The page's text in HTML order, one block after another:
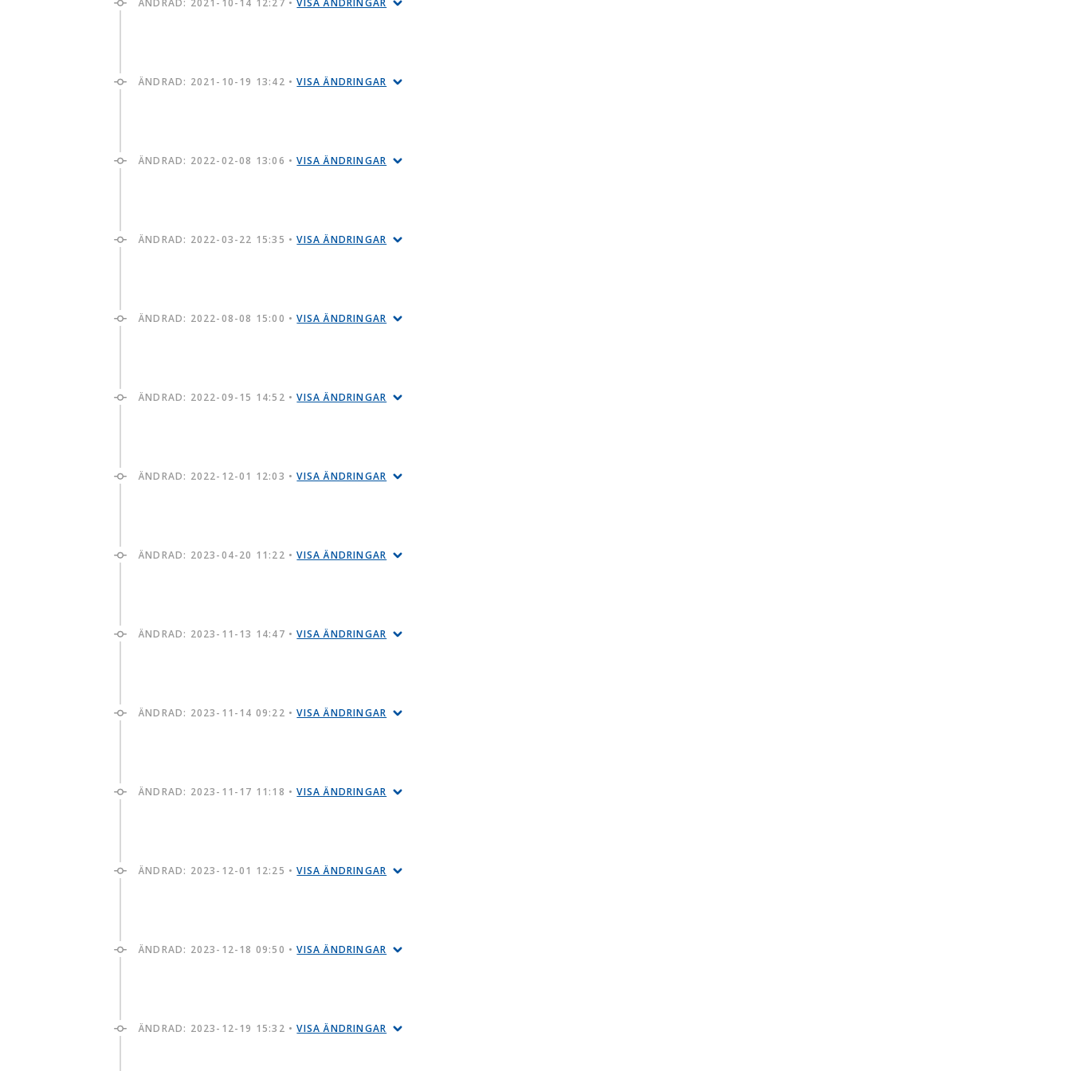
ÄNDRAD: 2021-10-14 12:27 •VISA ÄNDRINGAR
ÄNDRAD: 2021-10-19 13:42 •VISA ÄNDRINGAR
ÄNDRAD: 2022-02-08 13:06 •VISA ÄNDRINGAR
ÄNDRAD: 2022-03-22 15:35 •VISA ÄNDRINGAR
ÄNDRAD: 2022-08-08 15:00 •VISA ÄNDRINGAR
ÄNDRAD: 2022-09-15 14:52 •VISA ÄNDRINGAR
ÄNDRAD: 2022-12-01 12:03 •VISA ÄNDRINGAR
ÄNDRAD: 2023-04-20 11:22 •VISA ÄNDRINGAR
ÄNDRAD: 2023-11-13 14:47 •VISA ÄNDRINGAR
ÄNDRAD: 2023-11-14 09:22 •VISA ÄNDRINGAR
ÄNDRAD: 2023-11-17 11:18 •VISA ÄNDRINGAR
ÄNDRAD: 2023-12-01 12:25 •VISA ÄNDRINGAR
ÄNDRAD: 2023-12-18 09:50 •VISA ÄNDRINGAR
ÄNDRAD: 2023-12-19 15:32 •VISA ÄNDRINGAR